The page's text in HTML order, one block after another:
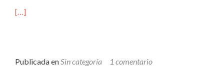
[…]
Publicada enSin categoría 1 comentario